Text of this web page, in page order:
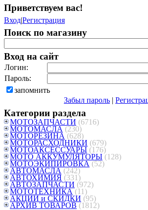
Приветствуем вас!
Вход|Регистрация
Поиск по магазину
Вход на сайт
Логин:
Пароль:
запомнить
Забыл пароль |
Категории раздела
МОТОЗАПЧАСТИ (6716)
МОТОМАСЛА (230)
МОТОРЕЗИНА (628)
МОТОРАСХОДНИКИ (679)
МОТОАКСЕССУАРЫ (176)
МОТО АККУМУЛЯТОРЫ (128)
МОТОЭКИПИРОВКА (52)
АВТОМАСЛА (242)
АВТОХИМИЯ (331)
АВТОЗАПЧАСТИ (972)
МОТОТЕХНИКА (11)
АКЦИИ и СКИДКИ (95)
АРХИВ ТОВАРОВ (1812)